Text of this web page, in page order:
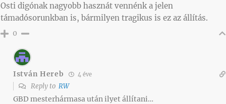
Osti digónak nagyobb hasznát vennénk a jelen
támadósorunkban is, bármilyen tragikus is ez az állítás.
0
István Hereb 4 éve
Reply to RW
GBD mesterhármasa után ilyet állítani…